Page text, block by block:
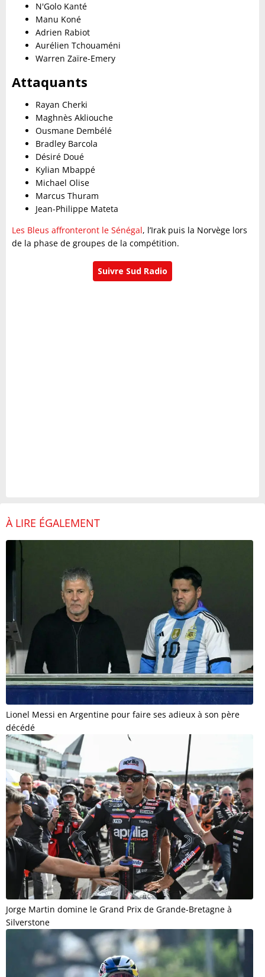
N'Golo Kanté
Manu Koné
Adrien Rabiot
Aurélien Tchouaméni
Warren Zaïre-Emery
Attaquants
Rayan Cherki
Maghnès Akliouche
Ousmane Dembélé
Bradley Barcola
Désiré Doué
Kylian Mbappé
Michael Olise
Marcus Thuram
Jean-Philippe Mateta
Les Bleus affronteront le Sénégal, l’Irak puis la Norvège lors
de la phase de groupes de la compétition.
Suivre Sud Radio
À LIRE ÉGALEMENT
Lionel Messi en Argentine pour faire ses adieux à son père
décédé
Jorge Martin domine le Grand Prix de Grande-Bretagne à
Silverstone